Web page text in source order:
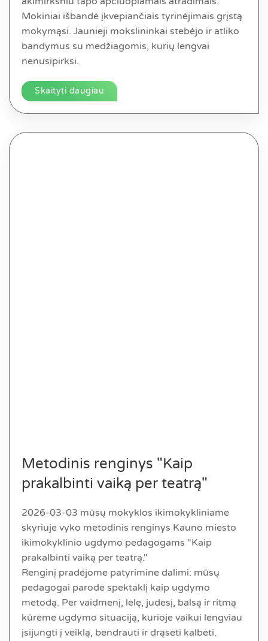
Mokiniai išbandė įkvepiančiais tyrinėjimais grįstą
mokymąsi. Jaunieji mokslininkai stebėjo ir atliko
bandymus su medžiagomis, kurių lengvai
nenusipirksi.
Skaityti daugiau
Metodinis renginys "Kaip
prakalbinti vaiką per teatrą"
2026-03-03 mūsų mokyklos ikimokykliniame
skyriuje vyko metodinis renginys Kauno miesto
ikimokyklinio ugdymo pedagogams "Kaip
prakalbinti vaiką per teatrą."
Renginį pradėjome patyrimine dalimi: mūsų
pedagogai parodė spektaklį kaip ugdymo
metodą. Per vaidmenį, lėlę, judesį, balsą ir ritmą
kūrėme ugdymo situaciją, kurioje vaikui lengviau
įsijungti į veiklą, bendrauti ir drąsėti kalbėti.